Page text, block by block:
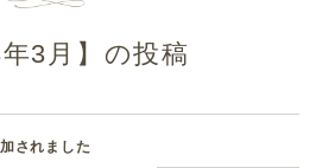
3月 】の投稿
されました